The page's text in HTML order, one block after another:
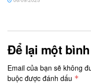
Để lại một
Email của bạn sẽ không
buộc được đánh dấu *